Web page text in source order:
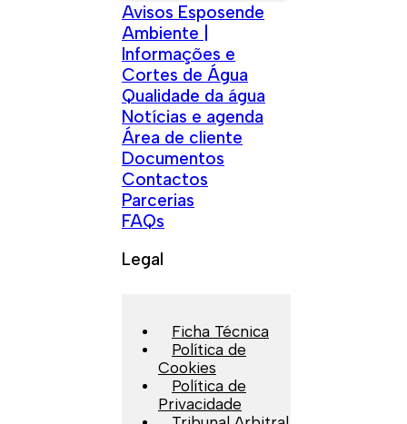
Avisos Esposende
Ambiente |
Informações e
Cortes de Água
Qualidade da água
Notícias e agenda
Área de cliente
Documentos
Contactos
Parcerias
FAQs
Legal
Ficha Técnica
Política de
Cookies
Política de
Privacidade